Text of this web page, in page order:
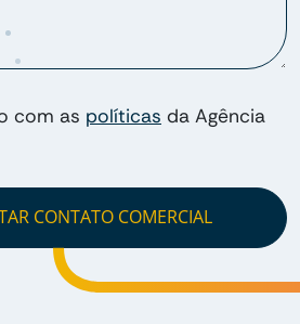
com as políticas da Agência
CONTATO COMERCIAL